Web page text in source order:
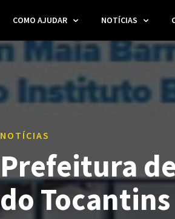
COMO AJUDAR NOTÍCIAS
NOTÍCIAS
Prefeitura
do Tocantins